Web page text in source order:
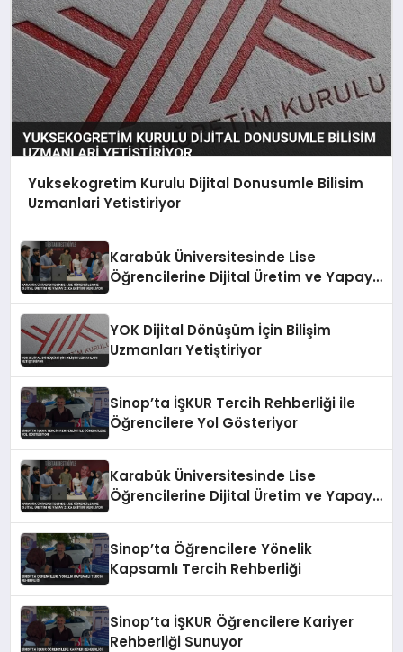
Yuksekogretim Kurulu Dijital Donusumle Bilisim
Uzmanlari Yetistiriyor
Karabük Üniversitesinde Lise
Öğrencilerine Dijital Üretim ve Yapay
YOK Dijital Dönüşüm İçin Bilişim
Uzmanları Yetiştiriyor
Sinop’ta İŞKUR Tercih Rehberliği ile
Öğrencilere Yol Gösteriyor
Karabük Üniversitesinde Lise
Öğrencilerine Dijital Üretim ve Yapay
Sinop’ta Öğrencilere Yönelik
Kapsamlı Tercih Rehberliği
Sinop’ta İŞKUR Öğrencilere Kariyer
Rehberliği Sunuyor